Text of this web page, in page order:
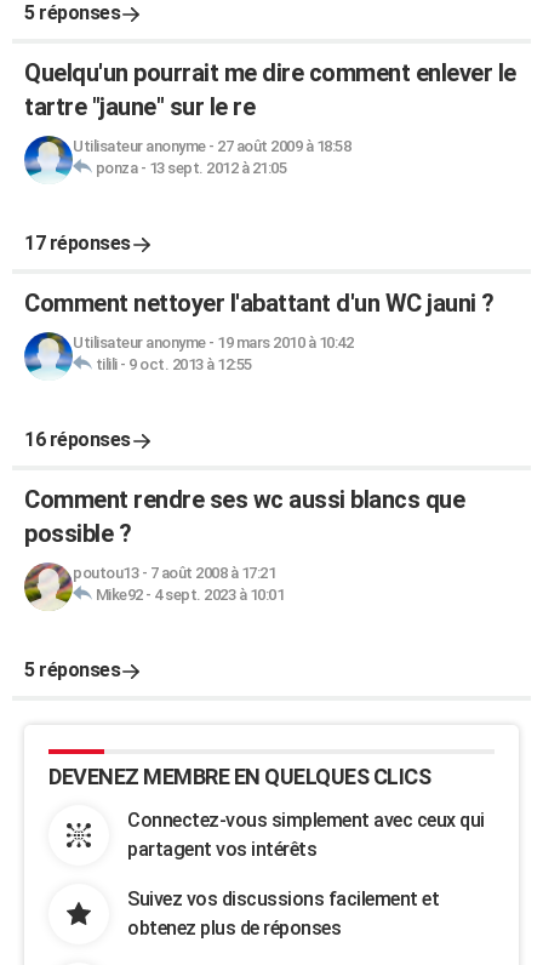
5 réponses
Quelqu'un pourrait me dire comment enlever le
tartre "jaune" sur le re
Utilisateur anonyme- 27 août 2009 à 18:58
ponza- 13 sept. 2012 à 21:05
17 réponses
Comment nettoyer l'abattant d'un WC jauni ?
Utilisateur anonyme- 19 mars 2010 à 10:42
tilili- 9 oct. 2013 à 12:55
16 réponses
Comment rendre ses wc aussi blancs que
possible ?
poutou13- 7 août 2008 à 17:21
Mike92- 4 sept. 2023 à 10:01
5 réponses
DEVENEZ MEMBRE EN QUELQUES CLICS
Connectez-vous simplement avec ceux qui
partagent vos intérêts
Suivez vos discussions facilement et
obtenez plus de réponses